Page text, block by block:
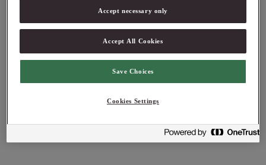
Le Guérandais
Havssalt Fleur de sel 500
Logga in för att se pris
Havssalt Gros sel 1 kg
Logga in för att se pris
Accept necessary only
Accept All Cookies
Save Choices
Cookies Settings